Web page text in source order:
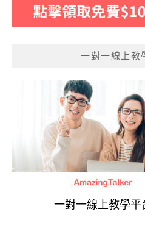
一對一線上教
一對一線上教學平